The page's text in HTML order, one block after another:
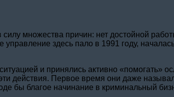
множества причин: нет достойной
здесь пало в 1991 году,
и принялись активно «помогать»
действия. Первое время они даже
бы благое начинание в криминальный